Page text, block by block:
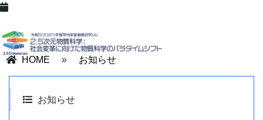
HOME » お知らせ
お知らせ